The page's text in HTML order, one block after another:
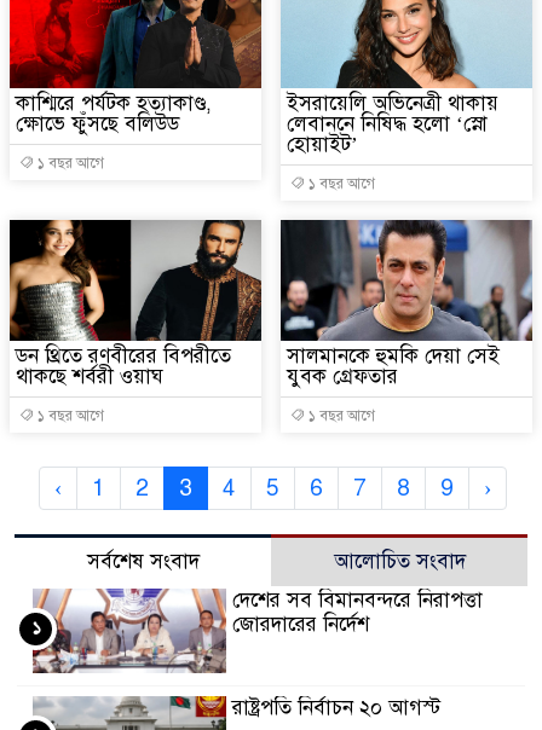
কাশ্মিরে পর্যটক হত্যাকাণ্ড,
ক্ষোভে ফুঁসছে বলিউড
১ বছর আগে
ইসরায়েলি অভিনেত্রী থাকায়
লেবাননে নিষিদ্ধ হলো ‘স্নো
হোয়াইট’
১ বছর আগে
ডন থ্রিতে রণবীরের বিপরীতে
থাকছে শর্বরী ওয়াঘ
১ বছর আগে
সালমানকে হুমকি দেয়া সেই
যুবক গ্রেফতার
১ বছর আগে
‹ 1 2 3 4 5 6 7 8 9 ›
সর্বশেষ সংবাদ
আলোচিত সংবাদ
দেশের সব বিমানবন্দরে নিরাপত্তা
জোরদারের নির্দেশ
১
রাষ্ট্রপতি নির্বাচন ২০ আগস্ট